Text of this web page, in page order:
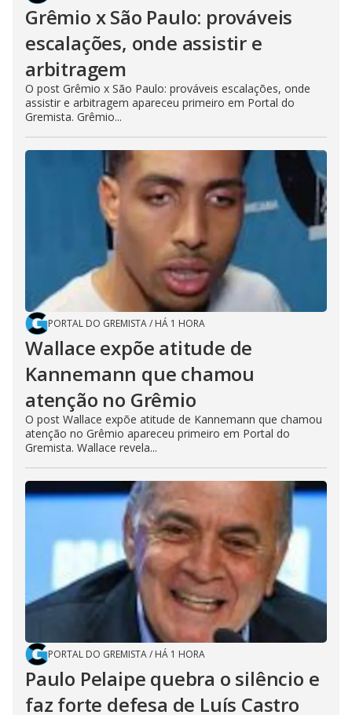
Grêmio x São Paulo: prováveis
escalações, onde assistir e
arbitragem
O post Grêmio x São Paulo: prováveis escalações, onde
assistir e arbitragem apareceu primeiro em Portal do
Gremista. Grêmio...
PORTAL DO GREMISTA/ HÁ 1 HORA
Wallace expõe atitude de
Kannemann que chamou
atenção no Grêmio
O post Wallace expõe atitude de Kannemann que chamou
atenção no Grêmio apareceu primeiro em Portal do
Gremista. Wallace revela...
PORTAL DO GREMISTA/ HÁ 1 HORA
Paulo Pelaipe quebra o silêncio e
faz forte defesa de Luís Castro